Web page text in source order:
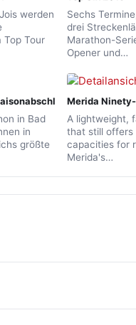
werden
Top Tour
Sechs
drei
Marathon-
Opener und…
in Bad
in
größte
Merida
A lightweight,
that still offers
capacities for
Merida's…